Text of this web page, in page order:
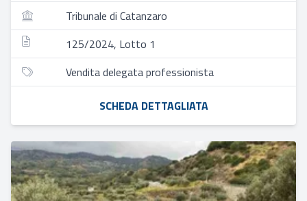
Tribunale di Catanzaro
125/2024, Lotto 1
Vendita delegata professionista
SCHEDA DETTAGLIATA